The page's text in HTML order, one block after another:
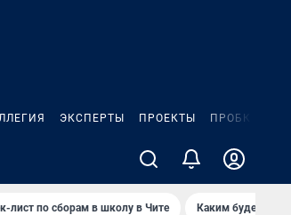
ЭКСПЕРТЫ ПРОЕКТЫ ПРОБКИ
лист по сборам в школу в Чите Каким будет